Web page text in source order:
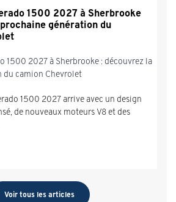
1500 2027 à Sherbrooke
génération du
1500 2027 arrive avec un design
de nouveaux moteurs V8 et des
Voir tous les articles